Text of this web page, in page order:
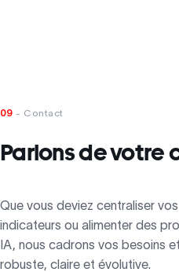
09 - Contact
Parlons de votre
Que vous deviez centraliser
indicateurs ou alimenter des
IA, nous cadrons vos besoins
robuste, claire et évolutive.